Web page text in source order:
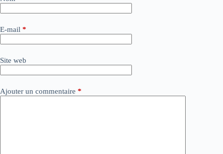
E-mail *
Site web
Ajouter un commentaire *
n
t
i
e